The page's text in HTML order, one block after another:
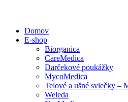
Domov
E-shop
Biorganica
CareMedica
Darčekové poukážky
MycoMedica
Telové a ušné sviečky –
Weleda